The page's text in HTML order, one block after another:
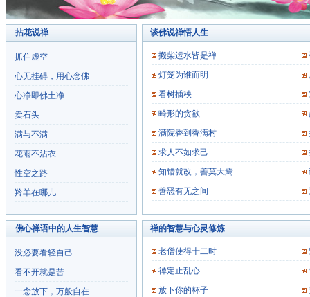
拈花说禅
抓住虚空
心无挂碍，用心念佛
心净即佛土净
卖石头
满与不满
花雨不沾衣
性空之路
羚羊在哪儿
佛心禅语中的人生智慧
没必要看轻自己
看不开就是苦
一念放下，万般自在
谈佛说禅悟人生
搬柴运水皆是禅
灯笼为谁而明
看树插秧
畸形的贪欲
满院香到香满村
求人不如求己
知错就改，善莫大焉
善恶有无之间
禅的智慧与心灵修炼
老僧使得十二时
禅定止乱心
放下你的杯子